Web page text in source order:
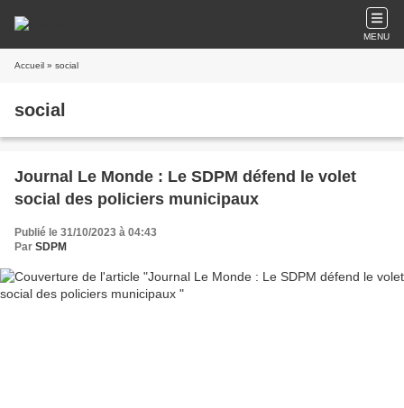
MENU
Accueil » social
social
Journal Le Monde : Le SDPM défend le volet
social des policiers municipaux
Publié le 31/10/2023 à 04:43
Par SDPM